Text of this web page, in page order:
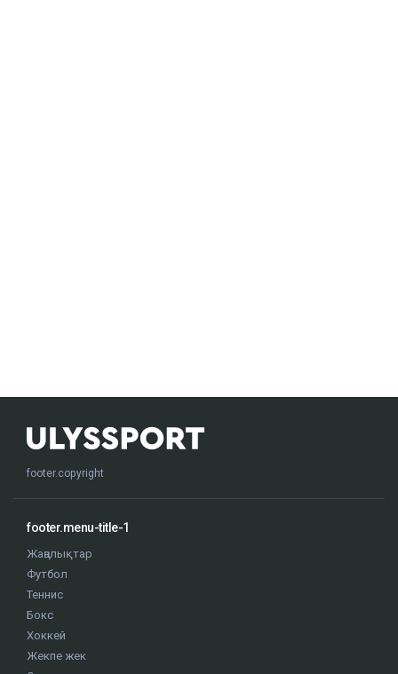
footer.copyright
footer.menu-title-1
Жаңалықтар
Футбол
Теннис
Бокс
Хоккей
Жекпе жек